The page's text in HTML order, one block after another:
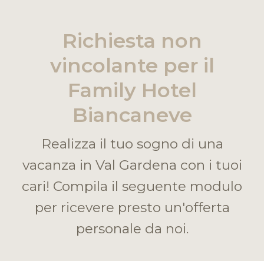
Richiesta non
vincolante per il
Family Hotel
Biancaneve
Realizza il tuo sogno di una
vacanza in Val Gardena con i tuoi
cari! Compila il seguente modulo
per ricevere presto un'offerta
personale da noi.